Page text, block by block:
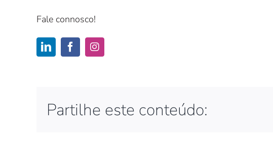
Fale connosco!
Partilhe este conteúdo: